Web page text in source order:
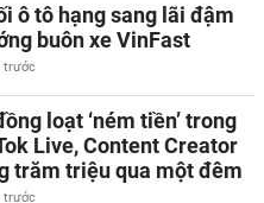
ô tô hạng sang lãi đậm
buôn xe VinFast
trước
loạt ‘ném tiền’ trong
Live, Content Creator
trăm triệu qua một đêm
trước